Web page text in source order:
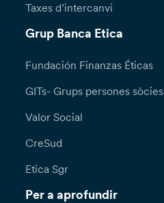
Taxes d’intercanvi
Grup Banca Etica
Fundación Finanzas Éticas
GITs- Grups persones sòcies
Valor Social
CreSud
Etica Sgr
Per a aprofundir